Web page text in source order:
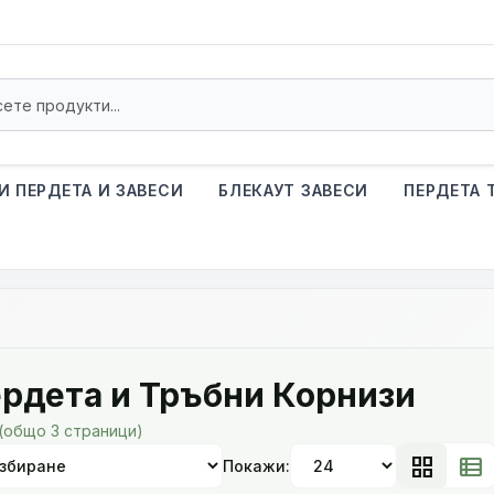
ПЕРДЕТА И ЗАВЕСИ БЛЕКАУТ ЗАВЕСИ ПЕРДЕТА
и Тръбни Корнизи
3 страници)
Покажи: grid_view view_list